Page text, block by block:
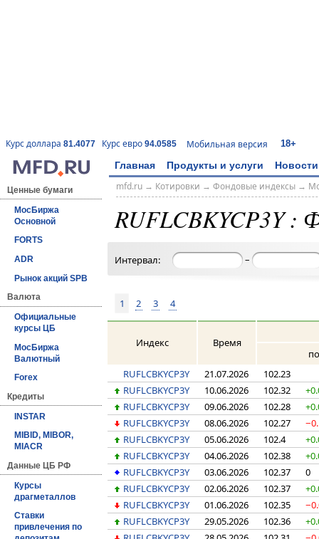
Курс доллара 81.4077 Курс евро 94.0585 Мобильная версия 18+
Главная Продукты и услуги Новости
Ценные бумаги
МосБиржа
Основной
FORTS
ADR
Рынок акций SPB
Валюта
Официальные
курсы ЦБ
МосБиржа
Валютный
Forex
Кредиты
INSTAR
MIBID, MIBOR,
MIACR
Данные ЦБ РФ
Курсы
драгметаллов
Ставки
привлечения по
mfd.ru→ Котировки → Фондовые индексы→
RUFLCBKYCP3Y :
Интервал: –
1 2 3 4
Индекс
Время
RUFLCBKYCP3Y
21.07.2026
102.23
RUFLCBKYCP3Y
10.06.2026 102.32
RUFLCBKYCP3Y
09.06.2026 102.28
RUFLCBKYCP3Y
08.06.2026 102.27
RUFLCBKYCP3Y
05.06.2026 102.4
RUFLCBKYCP3Y
04.06.2026 102.38
RUFLCBKYCP3Y
03.06.2026 102.37
0
RUFLCBKYCP3Y
02.06.2026 102.37
RUFLCBKYCP3Y
01.06.2026 102.35
RUFLCBKYCP3Y
29.05.2026 102.36